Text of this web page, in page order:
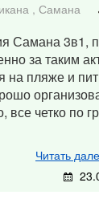
, Самана
Самана 3в1,
за таким
на пляже и
все четко по
Читать